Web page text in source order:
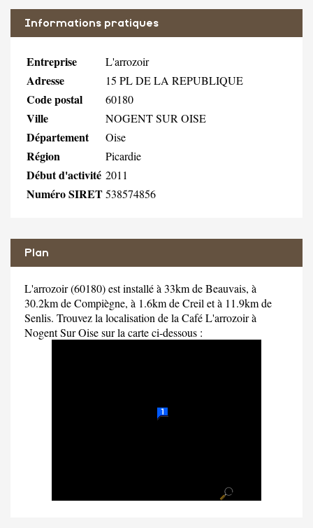
Informations pratiques
Entreprise L'arrozoir
Adresse 15 PL DE LA REPUBLIQUE
Code postal 60180
Ville NOGENT SUR OISE
Département Oise
Région Picardie
Début d'activité 2011
Numéro SIRET538574856
Plan
L'arrozoir (60180) est installé à 33km de Beauvais, à
30.2km de Compiègne, à 1.6km de Creil et à 11.9km de
Senlis. Trouvez la localisation de la Café L'arrozoir à
Nogent Sur Oise sur la carte ci-dessous :